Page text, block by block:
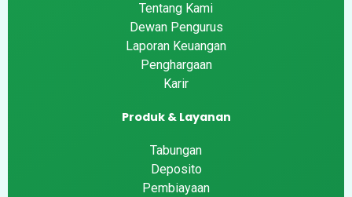
Tentang Kami
Dewan Pengurus
Laporan Keuangan
Penghargaan
Karir
Produk & Layanan
Tabungan
Deposito
Pembiayaan